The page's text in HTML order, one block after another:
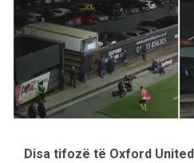
Disa tifozë të Oxford